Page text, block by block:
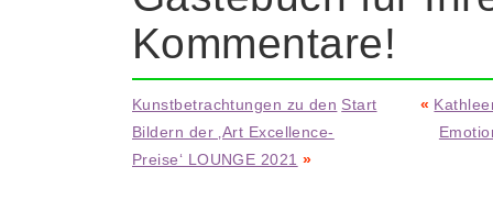
Kommentare!
Kunstbetrachtungen zu den
Bildern der ‚Art Excellence-
Preise‘ LOUNGE 2021 »
Start «